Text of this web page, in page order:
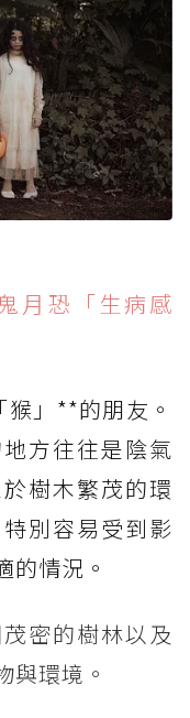
月恐「生病感
」**的朋友。
方往往是陰氣
樹木繁茂的環
別容易受到影
的情況。
密的樹林以及
與環境。